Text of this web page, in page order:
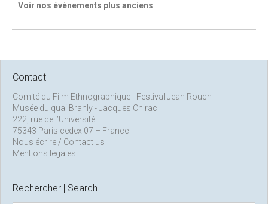
Voir nos évènements plus anciens
Contact
Comité du Film Ethnographique - Festival Jean Rouch
Musée du quai Branly - Jacques Chirac
222, rue de l’Université
75343 Paris cedex 07 – France
Nous écrire / Contact us
Mentions légales
Rechercher | Search